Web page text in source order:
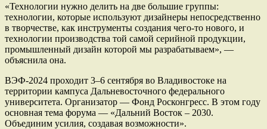
«Технологии нужно делить на две большие группы:
технологии, которые используют дизайнеры непосредственно
в творчестве, как инструменты создания чего-то нового, и
технологии производства той самой серийной продукции,
промышленный дизайн которой мы разрабатываем», —
объяснила она.
ВЭФ-2024 проходит 3–6 сентября во Владивостоке на
территории кампуса Дальневосточного федерального
университета. Организатор — Фонд Росконгресс. В этом году
основная тема форума — «Дальний Восток – 2030.
Объединим усилия, создавая возможности».